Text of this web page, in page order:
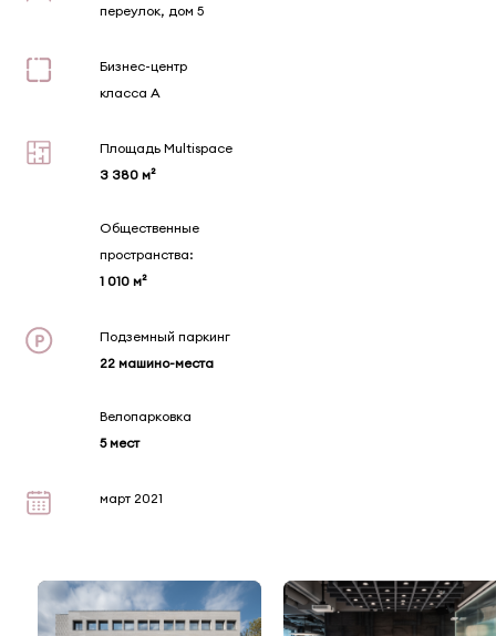
переулок, дом 5
Бизнес-центр
класса А
Площадь Multispace
3 380 м²
Общественные
пространства:
1 010 м²
Подземный паркинг
22 машино-места
Велопарковка
5 мест
март 2021